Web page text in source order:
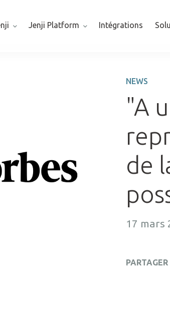
Jenji Platform Intégrations
NEWS
"A
de
17 mars
PARTAGER